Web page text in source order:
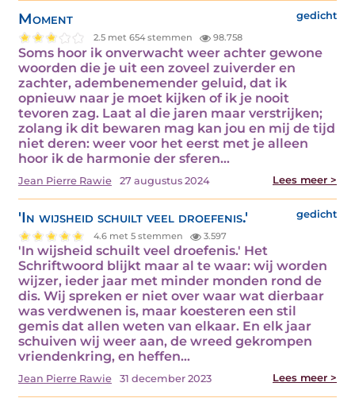
Moment gedicht
2.5 met 654 stemmen 98.758
Soms hoor ik onverwacht weer achter gewone
woorden die je uit een zoveel zuiverder en
zachter, adembenemender geluid, dat ik
opnieuw naar je moet kijken of ik je nooit
tevoren zag. Laat al die jaren maar verstrijken;
zolang ik dit bewaren mag kan jou en mij de tijd
niet deren: weer voor het eerst met je alleen
hoor ik de harmonie der sferen…
Jean Pierre Rawie 27 augustus 2024 Lees meer >
'In wijsheid schuilt veel droefenis.' gedicht
4.6 met 5 stemmen 3.597
'In wijsheid schuilt veel droefenis.' Het
Schriftwoord blijkt maar al te waar: wij worden
wijzer, ieder jaar met minder monden rond de
dis. Wij spreken er niet over waar wat dierbaar
was verdwenen is, maar koesteren een stil
gemis dat allen weten van elkaar. En elk jaar
schuiven wij weer aan, de wreed gekrompen
vriendenkring, en heffen…
Jean Pierre Rawie 31 december 2023 Lees meer >